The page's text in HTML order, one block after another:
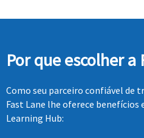
Por que escolher a
Como seu parceiro confiável de
Fast Lane lhe oferece benefícios
Learning Hub: